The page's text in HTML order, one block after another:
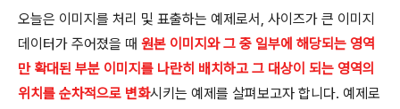
오늘은 이미지를 처리 및 표출하는 예제로서, 사이즈가 큰 이미지
데이터가 주어졌을 때 원본 이미지와 그 중 일부에 해당되는 영역
만 확대된 부분 이미지를 나란히 배치하고 그 대상이 되는 영역의
위치를 순차적으로 변화시키는 예제를 살펴보고자 합니다. 예제로